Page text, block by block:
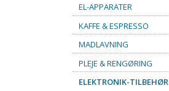
EL-APPARATER
KAFFE & ESPRESSO
MADLAVNING
PLEJE & RENGØRING
ELEKTRONIK-TILBEHØR